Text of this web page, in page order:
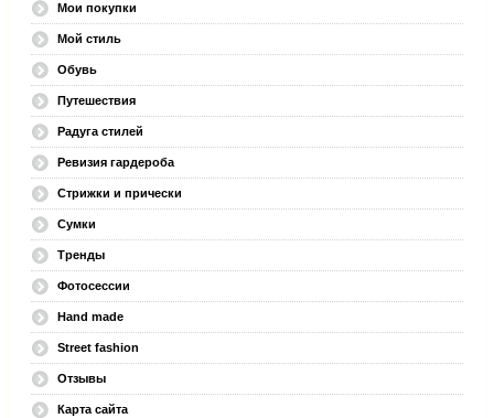
Мои покупки
Мой стиль
Обувь
Путешествия
Радуга стилей
Ревизия гардероба
Стрижки и прически
Сумки
Тренды
Фотосессии
Hand made
Street fashion
Отзывы
Карта сайта